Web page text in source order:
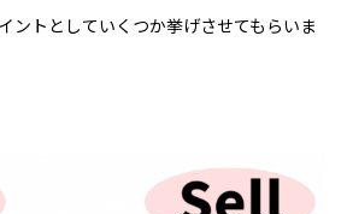
ントとしていくつか挙げさせてもらいま